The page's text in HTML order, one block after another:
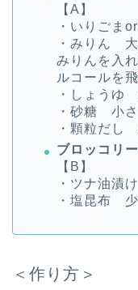
【A】
・いりごま
・みりん
みりんを入
ルコールを飛
・しょうゆ
・砂糖 小
・顆粒だし
ブロッコリ
【B】
・ツナ油漬
・塩昆布
＜作り方＞